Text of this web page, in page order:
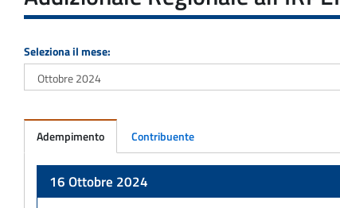
Seleziona il mese:
Adempimento Contribuente
16 Ottobre 2024